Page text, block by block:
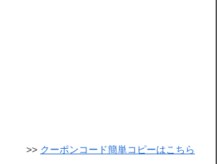
>> クーポンコード簡単コピーはこちら